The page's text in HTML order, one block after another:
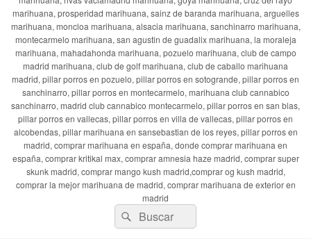
marihuana, prosperidad marihuana, sainz de baranda marihuana, arguelles
marihuana, moncloa marihuana, alsacia marihuana, sanchinarro marihuana,
montecarmelo marihuana, san agustin de guadalix marihuana, la moraleja
marihuana, mahadahonda marihuana, pozuelo marihuana, club de campo
madrid marihuana, club de golf marihuana, club de caballo marihuana
madrid, pillar porros en pozuelo, pillar porros en sotogrande, pillar porros en
sanchinarro, pillar porros en montecarmelo, marihuana club cannabico
sanchinarro, madrid club cannabico montecarmelo, pillar porros en san blas,
pillar porros en vallecas, pillar porros en villa de vallecas, pillar porros en
alcobendas, pillar marihuana en sansebastian de los reyes, pillar porros en
madrid, comprar marihuana en españa, donde comprar marihuana en
españa, comprar kritikal max, comprar amnesia haze madrid, comprar super
skunk madrid, comprar mango kush madrid,comprar og kush madrid,
comprar la mejor marihuana de madrid, comprar marihuana de exterior en
madrid
Buscar
por:
Buscar